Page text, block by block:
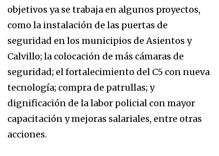
objetivos ya se trabaja en algunos proyectos,
como la instalación de las puertas de
seguridad en los municipios de Asientos y
Calvillo; la colocación de más cámaras de
seguridad; el fortalecimiento del C5 con nueva
tecnología; compra de patrullas; y
dignificación de la labor policial con mayor
capacitación y mejoras salariales, entre otras
acciones.